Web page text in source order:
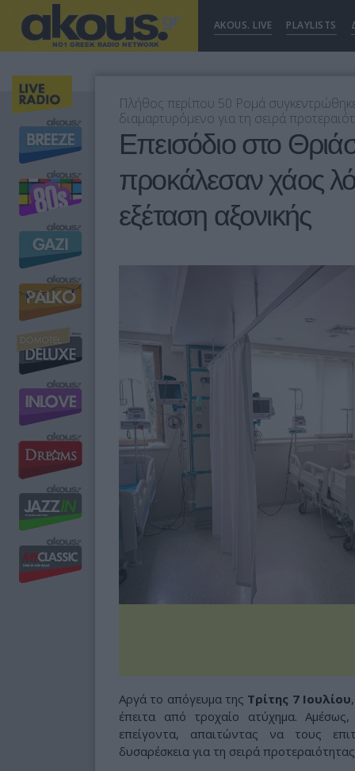
AKOUS. LIVE PLAYLISTS
Πλήθος περίπου 50 Ρομά
διαμαρτυρόμενο για τη σειρά
Επεισόδιο στο
προκάλεσαν χάος
εξέταση αξονικής
Αργά το απόγευμα της Τρίτης 7 Ιουλίου
έπειτα από τροχαίο ατύχημα.
επείγοντα, απαιτώντας να τους
δυσαρέσκεια για τη σειρά